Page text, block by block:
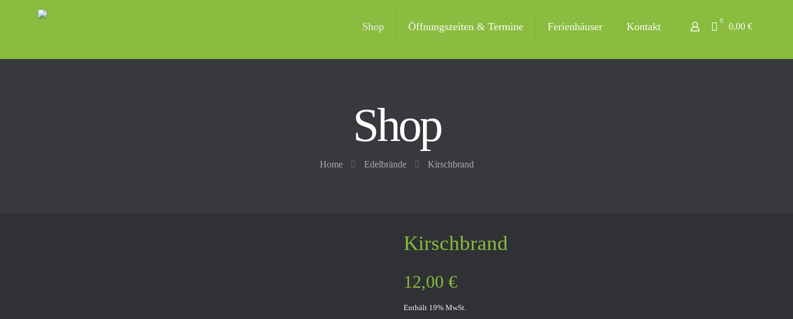
Shop Öffnungszeiten & Termine Ferienhäuser Kontakt 0
0,00 €
Shop
Home Edelbrände Kirschbrand
Kirschbrand
12,00 €
Enthält 19% MwSt.